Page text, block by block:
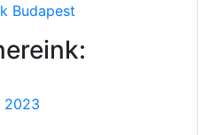
Budapest
2023